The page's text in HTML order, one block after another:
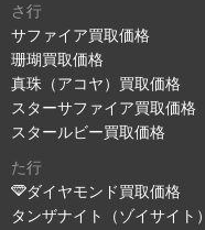
さ行
サファイア買取価格
珊瑚買取価格
真珠（アコヤ）買取価格
スターサファイア買取価格
スタールビー買取価格
た行
ダイヤモンド買取価格
タンザナイト（ゾイサイト